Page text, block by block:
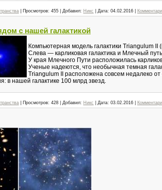
Просмотров: 455 Добавил: Никс Дата: 04.02.2016
с нашей галактикой
Компьютерная модель галактики Triangulum
Слева — карликовая галактика и Млечный
У края Млечного Пути расположилась
Ученые надеются, что необычная темная
Triangulum II расположена совсем недалеко
в нашей галактике 100 млрд звезд.
Просмотров: 428 Добавил: Никс Дата: 03.02.2016